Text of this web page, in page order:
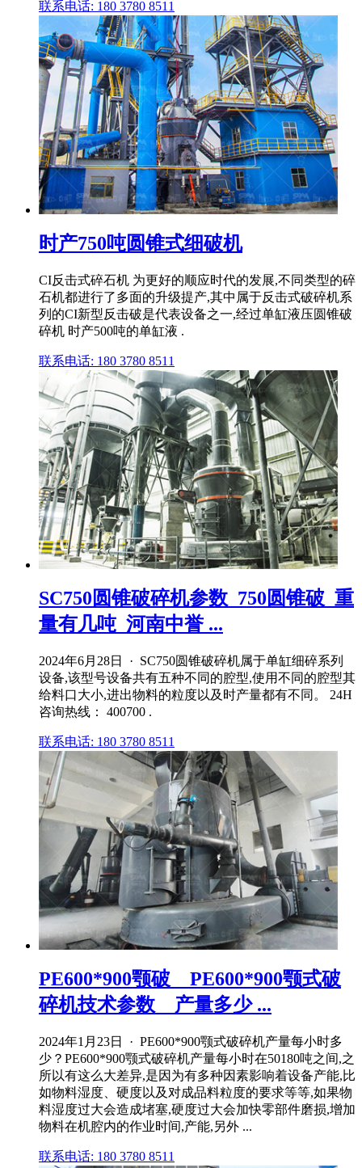
联系电话: 180 3780 8511
时产750吨圆锥式细破机
CI反击式碎石机 为更好的顺应时代的发展,不同类型的碎
石机都进行了多面的升级提产,其中属于反击式破碎机系
列的CI新型反击破是代表设备之一,经过单缸液压圆锥破
碎机 时产500吨的单缸液 .
联系电话: 180 3780 8511
SC750圆锥破碎机参数_750圆锥破_重
量有几吨_河南中誉 ...
2024年6月28日 · SC750圆锥破碎机属于单缸细碎系列
设备,该型号设备共有五种不同的腔型,使用不同的腔型其
给料口大小,进出物料的粒度以及时产量都有不同。 24H
咨询热线： 400700 .
联系电话: 180 3780 8511
PE600*900颚破 _ PE600*900颚式破
碎机技术参数 _ 产量多少 ...
2024年1月23日 · PE600*900颚式破碎机产量每小时多
少？PE600*900颚式破碎机产量每小时在50180吨之间,之
所以有这么大差异,是因为有多种因素影响着设备产能,比
如物料湿度、硬度以及对成品料粒度的要求等等,如果物
料湿度过大会造成堵塞,硬度过大会加快零部件磨损,增加
物料在机腔内的作业时间,产能,另外 ...
联系电话: 180 3780 8511